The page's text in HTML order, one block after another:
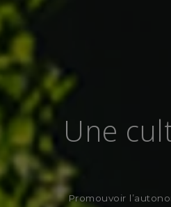
Une
Promouvoir